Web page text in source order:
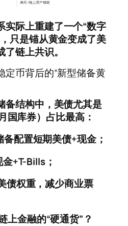
实际上重建了一个“数字
只是锚从黄金变成了美
链上共识。
定币背后的“新型储备黄
备结构中，美债尤其是
国库券）占比最高：
配置短期美债+现金；
+T-Bills；
债权重，减少商业票
上金融的“硬通货”？